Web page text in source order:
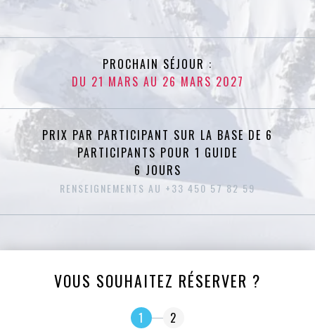
PROCHAIN SÉJOUR :
DU 21 MARS AU 26 MARS 2027
PRIX PAR PARTICIPANT SUR LA BASE DE 6
PARTICIPANTS POUR 1 GUIDE
6 JOURS
RENSEIGNEMENTS AU +33 450 57 82 59
VOUS SOUHAITEZ RÉSERVER ?
1 2